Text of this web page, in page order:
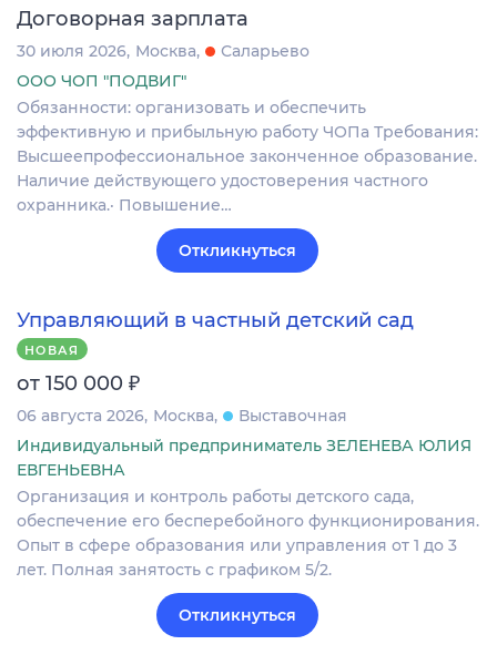
Договорная зарплата
30 июля 2026 Москва
Саларьево
ООО ЧОП "ПОДВИГ"
Обязанности: организовать и обеспечить
эффективную и прибыльную работу ЧОПа Требования:
Высшеепрофессиональное законченное образование.
Наличие действующего удостоверения частного
охранника.· Повышение…
Откликнуться
Управляющий в частный детский сад
НОВАЯ
от 150 000 ₽
06 августа 2026 Москва
Выставочная
Индивидуальный предприниматель ЗЕЛЕНЕВА ЮЛИЯ
ЕВГЕНЬЕВНА
Организация и контроль работы детского сада,
обеспечение его бесперебойного функционирования.
Опыт в сфере образования или управления от 1 до 3
лет. Полная занятость с графиком 5/2.
Откликнуться